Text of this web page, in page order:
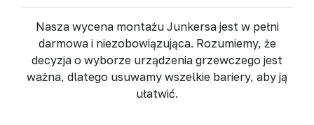
Nasza wycena montażu Junkersa jest w pełni
darmowa i niezobowiązująca. Rozumiemy, że
decyzja o wyborze urządzenia grzewczego jest
ważna, dlatego usuwamy wszelkie bariery, aby ją
ułatwić.